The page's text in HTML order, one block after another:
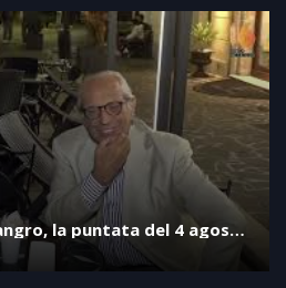
la puntata del 4 agosto